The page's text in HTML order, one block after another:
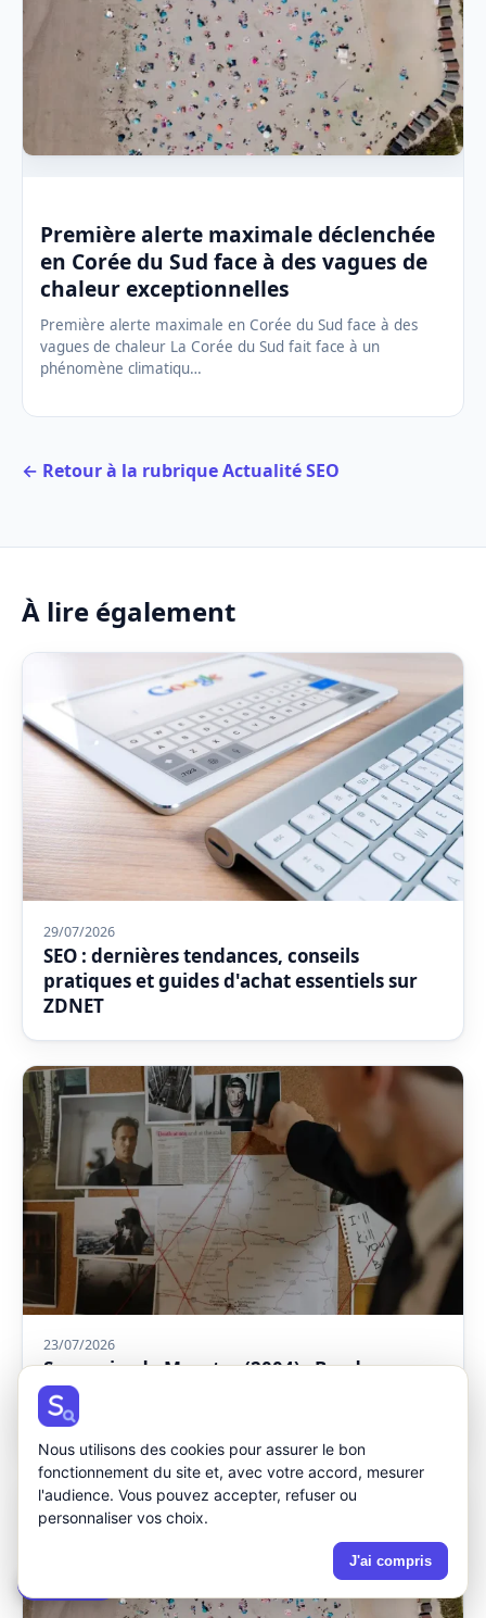
Première alerte maximale déclenchée
en Corée du Sud face à des vagues de
chaleur exceptionnelles
Première alerte maximale en Corée du Sud face à des
vagues de chaleur La Corée du Sud fait face à un
phénomène climatiqu…
← Retour à la rubrique Actualité SEO
À lire également
29/07/2026
SEO : dernières tendances, conseils
pratiques et guides d'achat essentiels sur
ZDNET
23/07/2026
Souvenirs de Meurtre (2004) - Bande-
Annonce Exclusive | À Voir sur Programme
TV Ouest-France
Nous utilisons des cookies pour assurer le bon
fonctionnement du site et, avec votre accord, mesurer
l'audience. Vous pouvez accepter, refuser ou
personnaliser vos choix.
J'ai compris